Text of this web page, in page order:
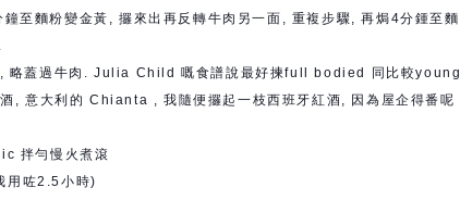
至麵粉變金黃, 攞來出再反轉牛肉另一面, 重複步驟, 再焗4分鍾至麵
略蓋過牛肉. Julia Child 嘅食譜說最好揀full bodied 同比較young
意大利的 Chianta , 我隨便攞起一枝西班牙紅酒, 因為屋企得番呢
拌勻慢火煮滾
用咗2.5小時)